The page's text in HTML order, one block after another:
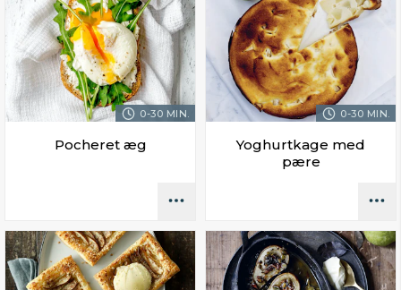
0-30 MIN.
Pocheret æg
0-30 MIN.
Yoghurtkage med
pære